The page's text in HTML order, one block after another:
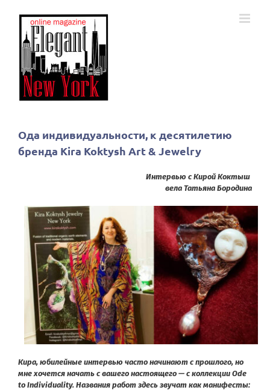
Ода индивидуальности, к десятилетию
бренда Kira Koktysh Art & Jewelry
Интервью с Кирой Коктыш
вела Татьяна Бородина
Кира, юбилейные интервью часто начинают с прошлого, но
мне хочется начать с вашего настоящего — с коллекции Ode
to Individuality. Названия работ здесь звучат как манифесты: